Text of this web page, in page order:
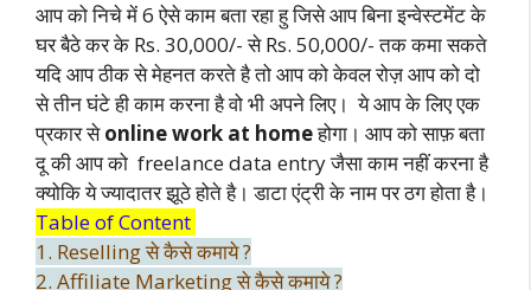
आप को निचे में 6 ऐसे काम बता रहा हु जिसे आप बिना इन्वेस्टमेंट के
घर बैठे कर के Rs. 30,000/- से Rs. 50,000/- तक कमा सकते
यदि आप ठीक से मेहनत करते है तो आप को केवल रोज़ आप को दो
से तीन घंटे ही काम करना है वो भी अपने लिए। ये आप के लिए एक
प्रकार से online work at homeहोगा। आप को साफ़ बता
दू की आप को freelance data entry जैसा काम नहीं करना है
क्योकि ये ज्यादातर झूठे होते है। डाटा एंट्री के नाम पर ठग होता है।
Table of Content
1. Reselling से कैसे कमाये ?
2. Affiliate Marketing से कैसे कमाये ?